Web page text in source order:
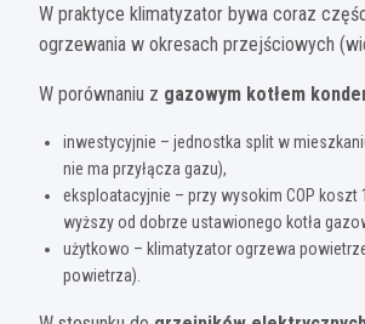
W praktyce klimatyzator bywa coraz
ogrzewania w okresach przejściowych
W porównaniu z gazowym kotłem
inwestycyjnie – jednostka split w
nie ma przyłącza gazu),
eksploatacyjnie – przy wysokim COP
wyższy od dobrze ustawionego kotła
użytkowo – klimatyzator ogrzewa
powietrza).